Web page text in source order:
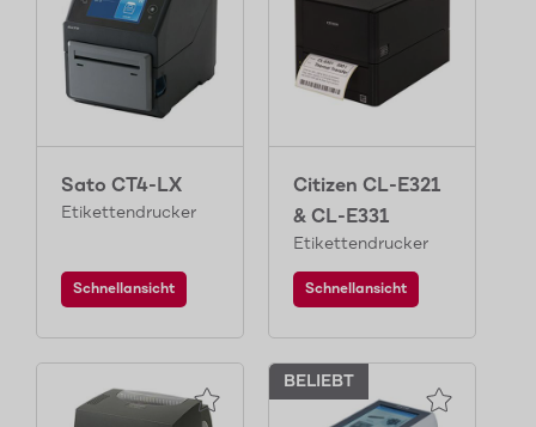
Sato CT4-LX
Etikettendrucker
Schnellansicht
Citizen CL-E321
& CL-E331
Etikettendrucker
Schnellansicht
BELIEBT